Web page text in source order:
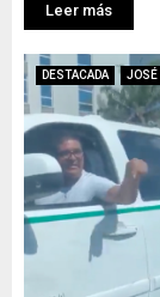
Leer más
DESTACADA JOSÉ